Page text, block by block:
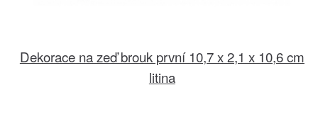
Dekorace na zeď brouk první 10,7 x 2,1 x 10,6 cm
litina